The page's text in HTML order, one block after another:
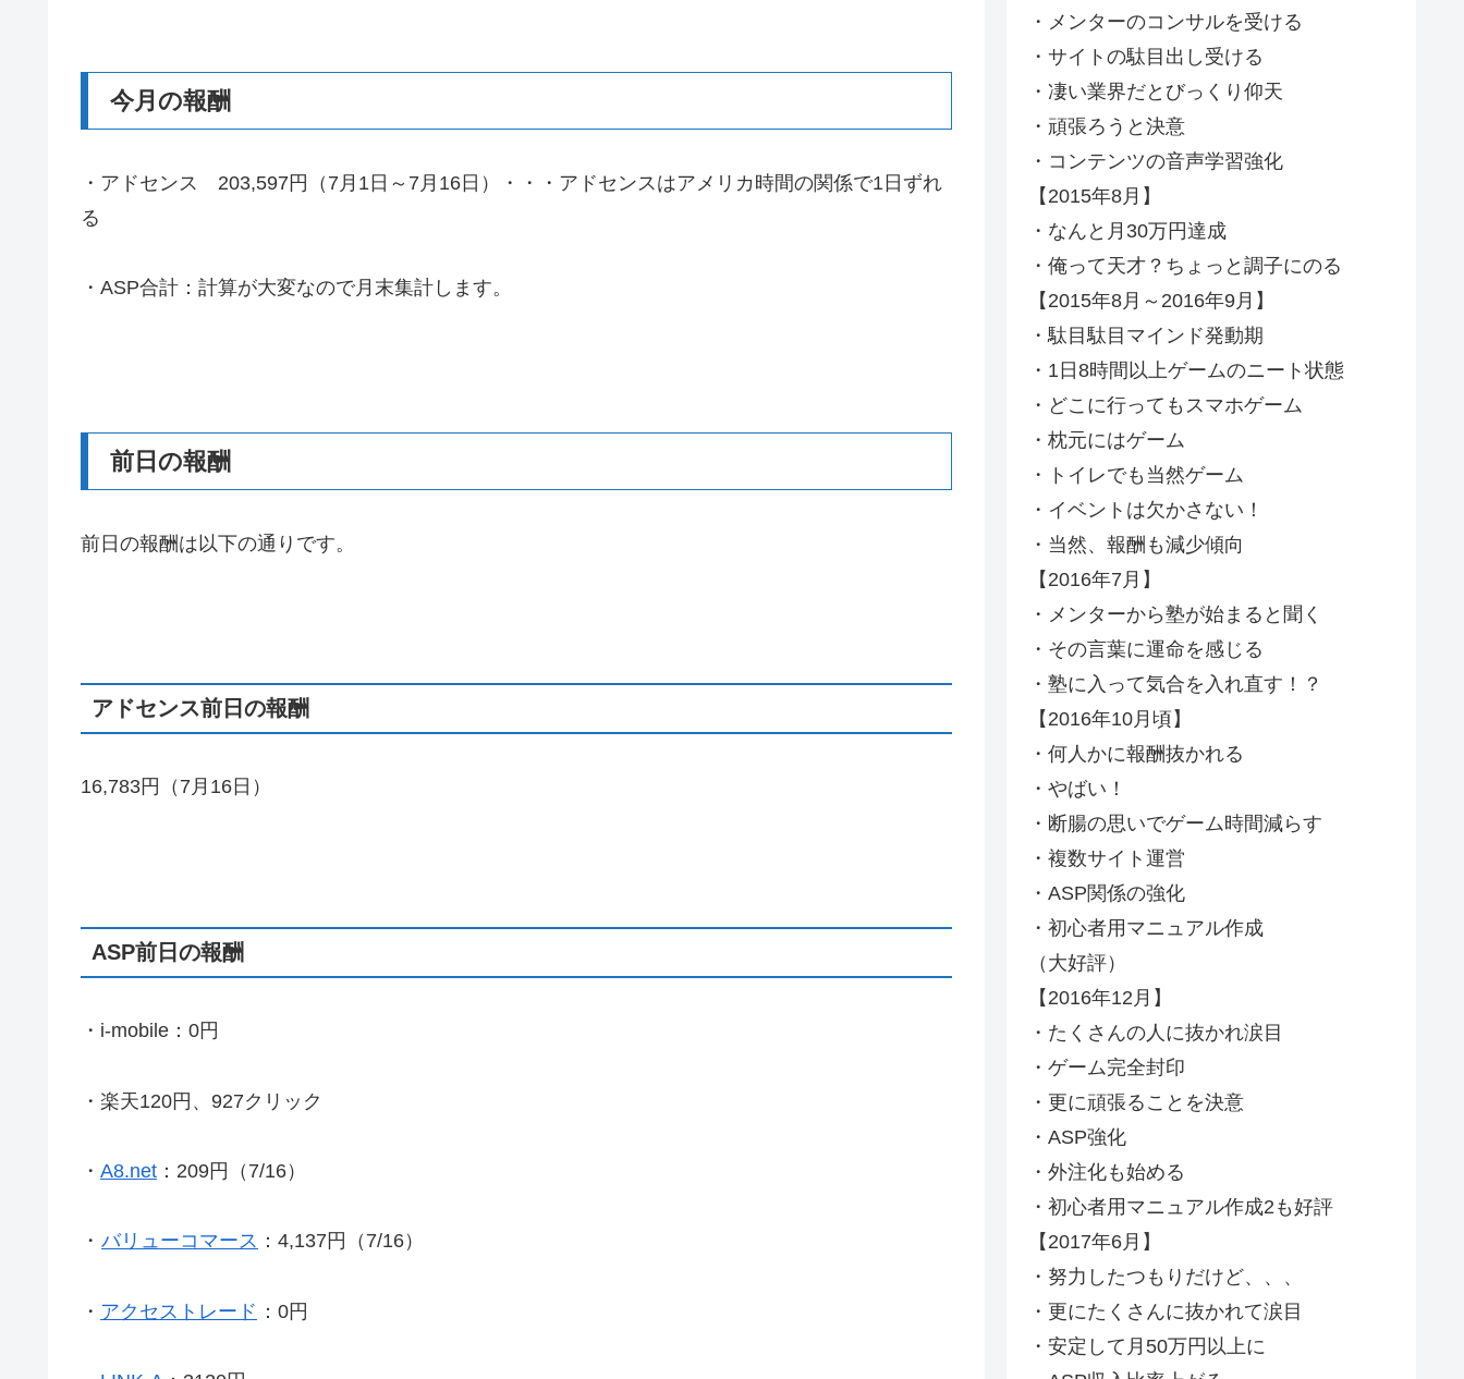
今月の報酬
・アドセンス 203,597円（7月1日～7月16日）・・・アドセンスはアメリカ時間の関係で1日ずれ
る
・ASP合計：計算が大変なので月末集計します。
前日の報酬
前日の報酬は以下の通りです。
アドセンス前日の報酬
16,783円（7月16日）
ASP前日の報酬
・i-mobile：0円
・楽天120円、927クリック
・ A8.net ：209円（7/16）
・ バリューコマース ：4,137円（7/16）
・ アクセストレード ：0円
・メンターのコンサルを受ける
・サイトの駄目出し受ける
・凄い業界だとびっくり仰天
・頑張ろうと決意
・コンテンツの音声学習強化
【2015年8月】
・なんと月30万円達成
・俺って天才？ちょっと調子にのる
【2015年8月～2016年9月】
・駄目駄目マインド発動期
・1日8時間以上ゲームのニート状態
・どこに行ってもスマホゲーム
・枕元にはゲーム
・トイレでも当然ゲーム
・イベントは欠かさない！
・当然、報酬も減少傾向
【2016年7月】
・メンターから塾が始まると聞く
・その言葉に運命を感じる
・塾に入って気合を入れ直す！？
【2016年10月頃】
・何人かに報酬抜かれる
・やばい！
・断腸の思いでゲーム時間減らす
・複数サイト運営
・ASP関係の強化
・初心者用マニュアル作成
（大好評）
【2016年12月】
・たくさんの人に抜かれ涙目
・ゲーム完全封印
・更に頑張ることを決意
・ASP強化
・外注化も始める
・初心者用マニュアル作成2も好評
【2017年6月】
・努力したつもりだけど、、、
・更にたくさんに抜かれて涙目
・安定して月50万円以上に